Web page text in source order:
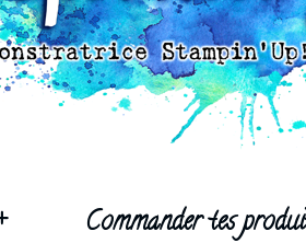
Commander tes